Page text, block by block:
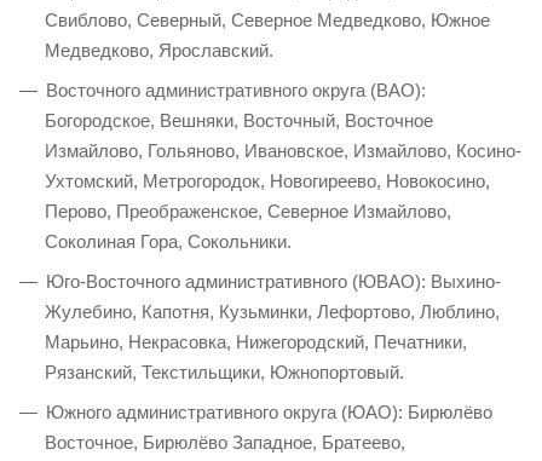
Свиблово, Северный, Северное Медведково, Южное
Медведково, Ярославский.
Восточного административного округа (ВАО):
Богородское, Вешняки, Восточный, Восточное
Измайлово, Гольяново, Ивановское, Измайлово, Косино-
Ухтомский, Метрогородок, Новогиреево, Новокосино,
Перово, Преображенское, Северное Измайлово,
Соколиная Гора, Сокольники.
Юго-Восточного административного (ЮВАО): Выхино-
Жулебино, Капотня, Кузьминки, Лефортово, Люблино,
Марьино, Некрасовка, Нижегородский, Печатники,
Рязанский, Текстильщики, Южнопортовый.
Южного административного округа (ЮАО): Бирюлёво
Восточное, Бирюлёво Западное, Братеево,